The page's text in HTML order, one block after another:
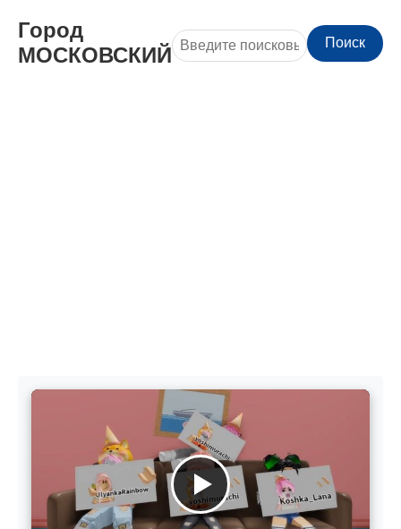
Город
МОСКОВСКИЙ
Поиск